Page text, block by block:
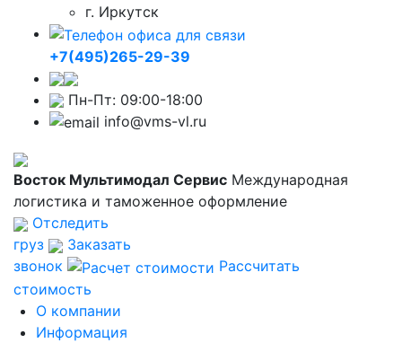
г. Иркутск
+7(495)265-29-39
Пн-Пт: 09:00-18:00
info@vms-vl.ru
Восток Мультимодал Сервис Международная
логистика и таможенное оформление
Отследить
груз
Заказать
звонок
Рассчитать
стоимость
О компании
Информация